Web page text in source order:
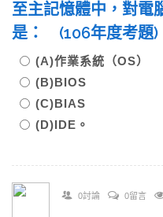
至主記憶體中，對電
是： (106年度考題
(A)作業系統（OS）
(B)BIOS
(C)BIAS
(D)IDE。
0討論 0留言